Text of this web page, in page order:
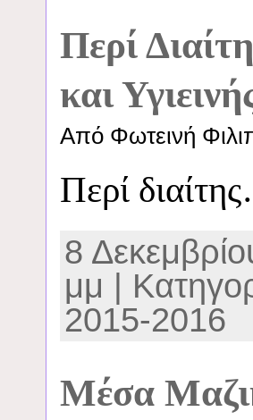
Περί
και
Από Φωτεινή
Περί
8
μμ |
2015-2016
Μέσα